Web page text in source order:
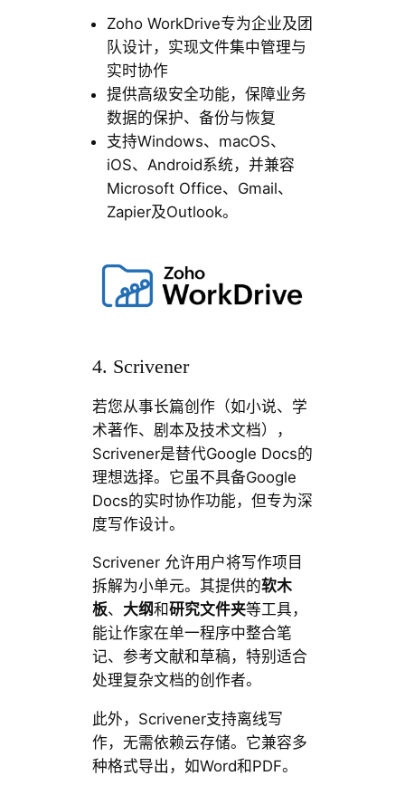
Zoho WorkDrive专为企业及团
队设计，实现文件集中管理与
实时协作
提供高级安全功能，保障业务
数据的保护、备份与恢复
支持Windows、macOS、
iOS、Android系统，并兼容
Microsoft Office、Gmail、
Zapier及Outlook。
4. Scrivener
若您从事长篇创作（如小说、学
术著作、剧本及技术文档），
Scrivener是替代Google Docs的
理想选择。它虽不具备Google
Docs的实时协作功能，但专为深
度写作设计。
Scrivener 允许用户将写作项目
拆解为小单元。其提供的软木
板、 大纲和研究文件夹等工具，
能让作家在单一程序中整合笔
记、参考文献和草稿，特别适合
处理复杂文档的创作者。
此外，Scrivener支持离线写
作，无需依赖云存储。它兼容多
种格式导出，如Word和PDF。